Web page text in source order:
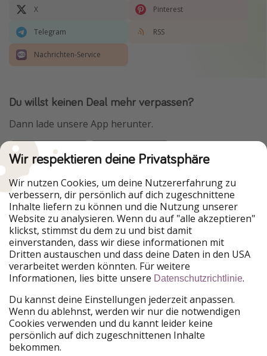
X Pinterest
Telegram RSS
Nachrichten-Service
Du willst keinen Deal mehr verpassen?
Dann lade unsere App herunter.
Urlaubspiraten ist Teil der HolidayPirates Group
Unsere Märkte
PiratinViaggio
HolidayPirates
VakantiePiraten
WakacyjniPiraci
VoyagesPirates
Ferienpiraten
Urlaubspiraten
ViajerosPiratas
TravelPirates
HolidayPirates Group
Lerne uns kennen Rechtliches
Wir respektieren deine Privatsphäre
Wir nutzen Cookies, um deine Nutzererfahrung zu
verbessern, dir persönlich auf dich zugeschnittene
Inhalte liefern zu können und die Nutzung unserer
Website zu analysieren. Wenn du auf "alle akzeptieren"
klickst, stimmst du dem zu und bist damit
einverstanden, dass wir diese informationen mit
Dritten austauschen und dass deine Daten in den USA
verarbeitet werden könnten. Für weitere
Informationen, lies bitte unsere Datenschutzrichtlinie.
Du kannst deine Einstellungen jederzeit anpassen.
Wenn du ablehnst, werden wir nur die notwendigen
Cookies verwenden und du kannt leider keine
persönlich auf dich zugeschnittenen Inhalte
bekommen.